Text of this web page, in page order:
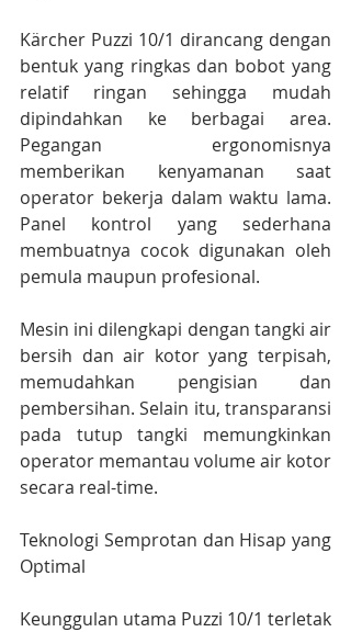
Kärcher Puzzi 10/1 dirancang dengan
bentuk yang ringkas dan bobot yang
relatif ringan sehingga mudah
dipindahkan ke berbagai area.
Pegangan ergonomisnya
memberikan kenyamanan saat
operator bekerja dalam waktu lama.
Panel kontrol yang sederhana
membuatnya cocok digunakan oleh
pemula maupun profesional.
Mesin ini dilengkapi dengan tangki air
bersih dan air kotor yang terpisah,
memudahkan pengisian dan
pembersihan. Selain itu, transparansi
pada tutup tangki memungkinkan
operator memantau volume air kotor
secara real-time.
Teknologi Semprotan dan Hisap yang
Optimal
Keunggulan utama Puzzi 10/1 terletak